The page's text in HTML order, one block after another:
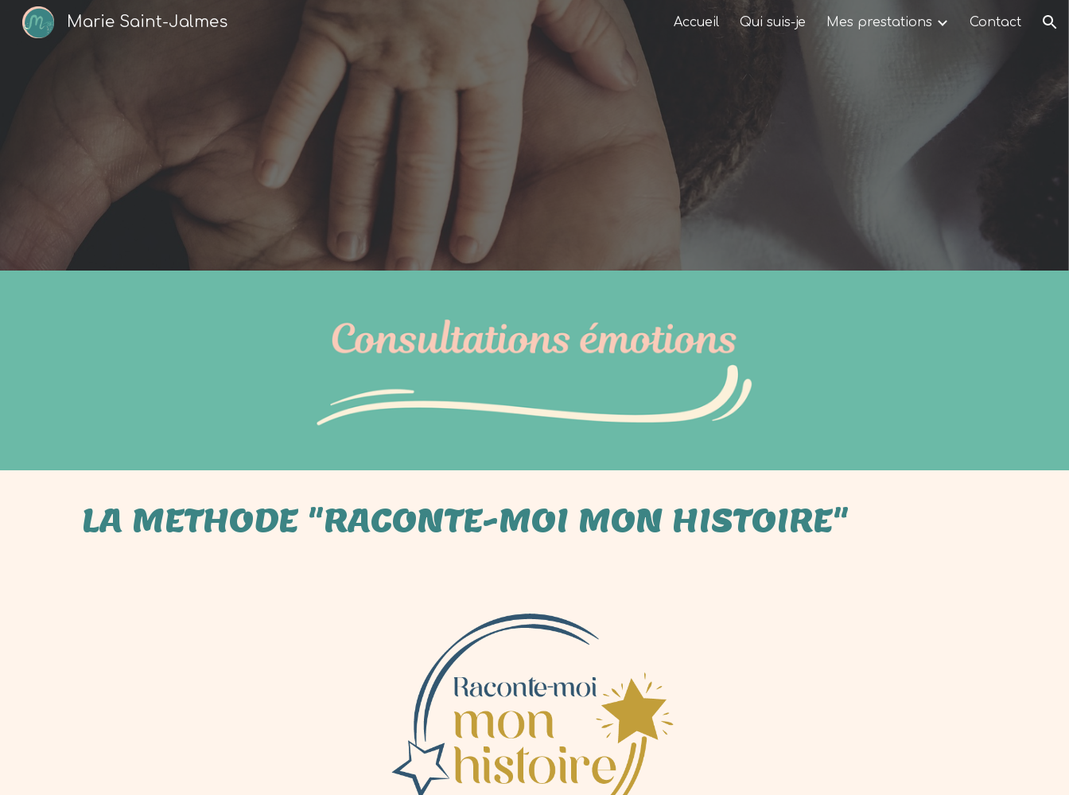
Skip to main content Skip to navigation
Marie Saint-Jalmes Accueil Qui suis-je Mes prestations Contact
LA METHODE "RACONTE-MOI MON HISTOIRE"